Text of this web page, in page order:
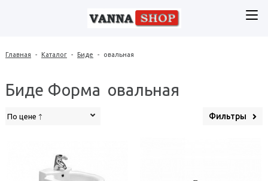
Главная - Каталог - Биде - овальная
Биде Форма овальная
По цене Фильтры